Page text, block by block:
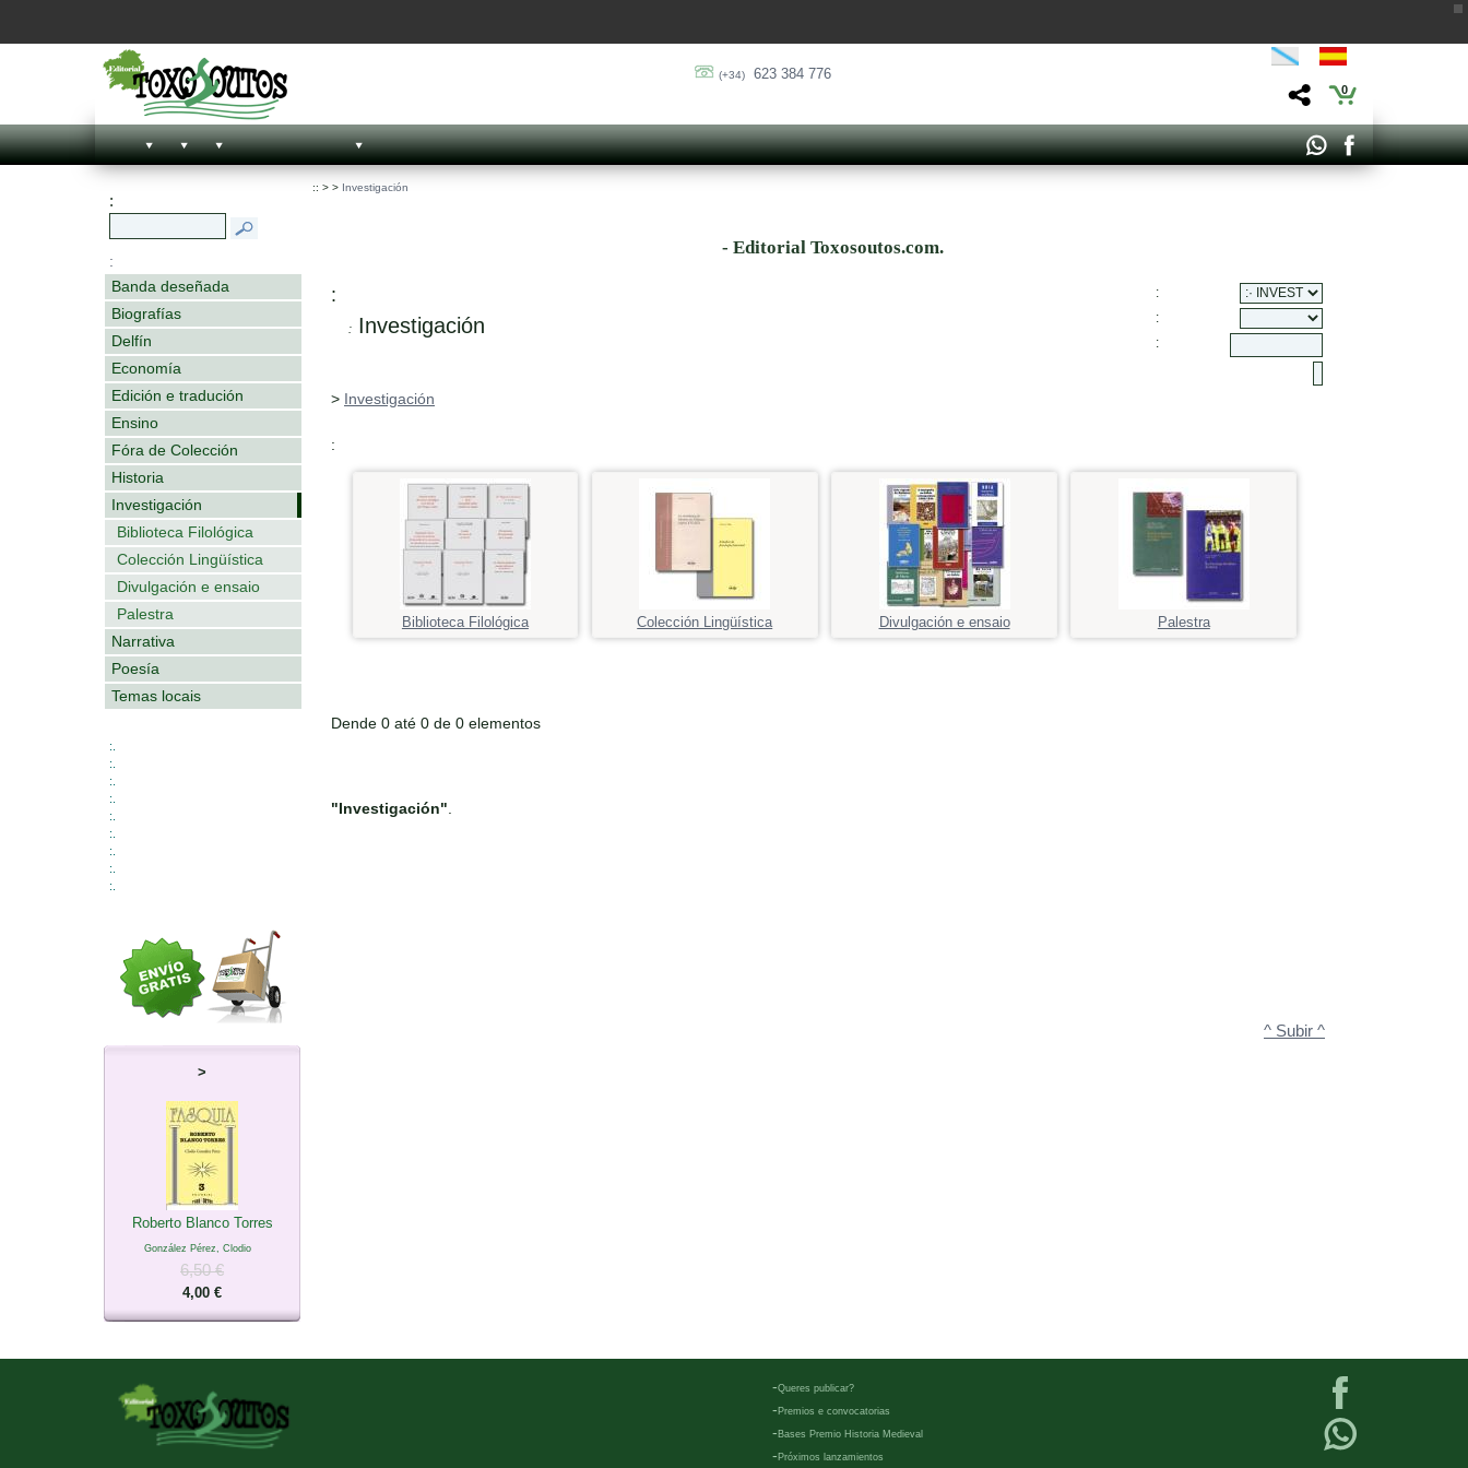
(+34) 623 384 776
0
:
:
Banda deseñada
Biografías
Delfín
Economía
Edición e tradución
Ensino
Fóra de Colección
Historia
Investigación
Biblioteca Filológica
Colección Lingüística
Divulgación e ensaio
Palestra
Narrativa
Poesía
Temas locais
:.
:.
:.
:.
:.
:.
:.
:.
:.
>
Roberto Blanco Torres
González Pérez, Clodio
6,50 €
4,00 €
:: > > Investigación
- Editorial Toxosoutos.com.
:
: Investigación
:
:
:
> Investigación
:
Biblioteca Filológica Colección Lingüística Divulgación e ensaio Palestra
Dende 0 até 0 de 0 elementos
"Investigación"
^ Subir ^
-Queres publicar?
- Premios e convocatorias
- Bases Premio Historia Medieval
- Próximos lanzamientos